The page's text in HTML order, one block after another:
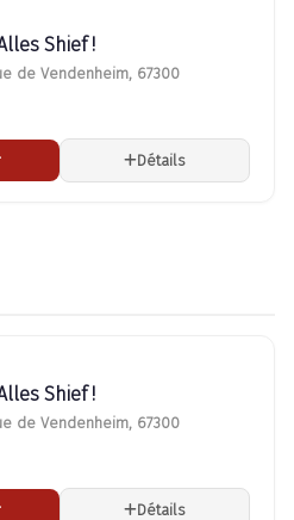
Shief !
de Vendenheim, 67300
Détails
Shief !
de Vendenheim, 67300
Détails